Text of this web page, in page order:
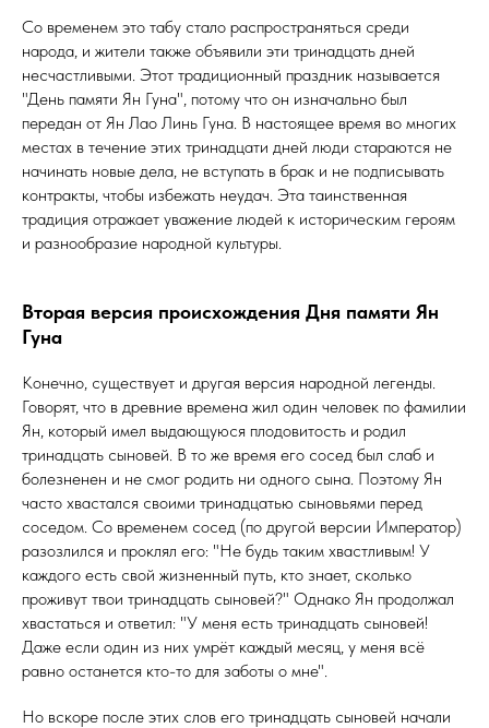
Со временем это табу стало распространяться среди
народа, и жители также объявили эти тринадцать дней
несчастливыми. Этот традиционный праздник называется
"День памяти Ян Гуна", потому что он изначально был
передан от Ян Лао Линь Гуна. В настоящее время во многих
местах в течение этих тринадцати дней люди стараются не
начинать новые дела, не вступать в брак и не подписывать
контракты, чтобы избежать неудач. Эта таинственная
традиция отражает уважение людей к историческим героям
и разнообразие народной культуры.
Вторая версия происхождения Дня памяти Ян
Гуна
Конечно, существует и другая версия народной легенды.
Говорят, что в древние времена жил один человек по фамилии
Ян, который имел выдающуюся плодовитость и родил
тринадцать сыновей. В то же время его сосед был слаб и
болезненен и не смог родить ни одного сына. Поэтому Ян
часто хвастался своими тринадцатью сыновьями перед
соседом. Со временем сосед (по другой версии Император)
разозлился и проклял его: "Не будь таким хвастливым! У
каждого есть свой жизненный путь, кто знает, сколько
проживут твои тринадцать сыновей?" Однако Ян продолжал
хвастаться и ответил: "У меня есть тринадцать сыновей!
Даже если один из них умрёт каждый месяц, у меня всё
равно останется кто-то для заботы о мне".
Но вскоре после этих слов его тринадцать сыновей начали